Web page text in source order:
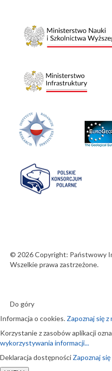
© 2026 Copyright: Państwowy
Wszelkie prawa zastrzeżone.
Do góry
Informacja o cookies. Zapoznaj się
Korzystanie z zasobów aplikacji
wykorzystywania informacji...
Deklaracja dostępności Zapoznaj